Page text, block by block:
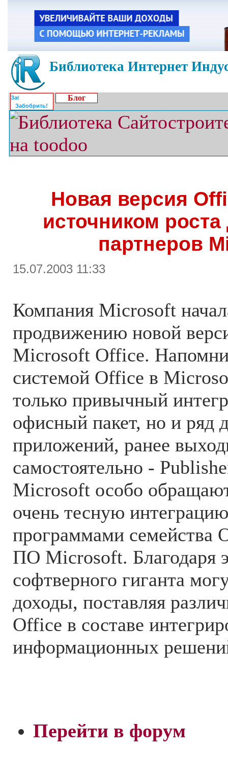
Библиотека Интернет
Забобрить!
Блог
Новая версия
источником
партнеров
15.07.2003 11:33
Компания Microsoft
продвижению новой
Microsoft Office.
системой Office в
только привычный
офисный пакет, но и ряд
приложений, ранее
самостоятельно -
Microsoft особо
очень тесную
программами семейства
ПО Microsoft. Благодаря
софтверного гиганта
доходы, поставляя
Office в составе
информационных
Перейти в форум